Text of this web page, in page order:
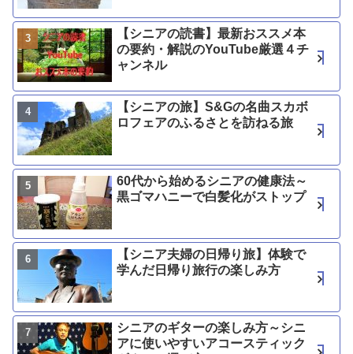
【シニアの読書】最新おススメ本
の要約・解説のYouTube厳選４チ
ャンネル
【シニアの旅】S&Gの名曲スカボ
ロフェアのふるさとを訪ねる旅
60代から始めるシニアの健康法～
黒ゴマハニーで白髪化がストップ
【シニア夫婦の日帰り旅】体験で
学んだ日帰り旅行の楽しみ方
シニアのギターの楽しみ方～シニ
アに使いやすいアコースティック